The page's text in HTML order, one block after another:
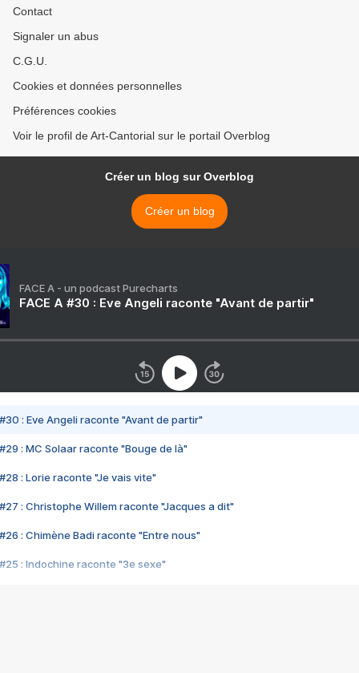
Contact
Signaler un abus
C.G.U.
Cookies et données personnelles
Préférences cookies
Voir le profil de Art-Cantorial sur le portail Overblog
Créer un blog sur Overblog
Créer un blog
FACE A - un podcast Purecharts
FACE A #30 : Eve Angeli raconte "Avant de partir"
#30 : Eve Angeli raconte "Avant de partir"
#29 : MC Solaar raconte "Bouge de là"
#28 : Lorie raconte "Je vais vite"
#27 : Christophe Willem raconte "Jacques a dit"
#26 : Chimène Badi raconte "Entre nous"
#25 : Indochine raconte "3e sexe"